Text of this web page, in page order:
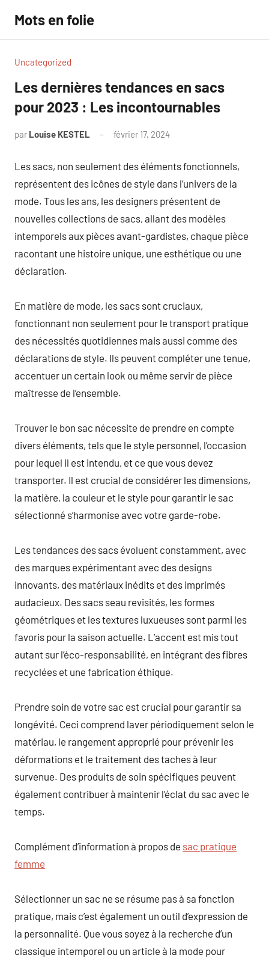
contenu
Mots en folie
Uncategorized
Les dernières tendances en sacs
pour 2023 : Les incontournables
par Louise KESTEL février 17, 2024
Les sacs, non seulement des éléments fonctionnels,
représentent des icônes de style dans l’univers de la
mode. Tous les ans, les designers présentent de
nouvelles collections de sacs, allant des modèles
intemporels aux pièces avant-gardistes, chaque pièce
racontant une histoire unique, une esthétique ou une
déclaration.
En matière de mode, les sacs sont cruciaux,
fonctionnant non seulement pour le transport pratique
des nécessités quotidiennes mais aussi comme des
déclarations de style. Ils peuvent compléter une tenue,
accentuer un certain look ou même servir de pièce
maîtresse de l’ensemble.
Trouver le bon sac nécessite de prendre en compte
divers éléments, tels que le style personnel, l’occasion
pour lequel il est intendu, et ce que vous devez
transporter. Il est crucial de considérer les dimensions,
la matière, la couleur et le style pour garantir le sac
sélectionné s’harmonise avec votre garde-robe.
Les tendances des sacs évoluent constamment, avec
des marques expérimentant avec des designs
innovants, des matériaux inédits et des imprimés
audacieux. Des sacs seau revisités, les formes
géométriques et les textures luxueuses sont parmi les
favoris pour la saison actuelle. L’accent est mis tout
autant sur l’éco-responsabilité, en intégrant des fibres
recyclées et une fabrication éthique.
Prendre soin de votre sac est crucial pour garantir sa
longévité. Ceci comprend laver périodiquement selon le
matériau, le rangement approprié pour prévenir les
déformations et le traitement des taches à leur
survenue. Des produits de soin spécifiques peuvent
également contribuer à maintenir l’éclat du sac avec le
temps.
Complément d’information à propos de sac pratique
femme
Sélectionner un sac ne se résume pas à sa fonction
pratique, mais c’est également un outil d’expression de
la personnalité. Que vous soyez à la recherche d’un
classique intemporel ou un article à la mode pour